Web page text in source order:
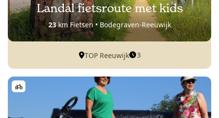
Landal fietsroute met kids
23km Fietsen • Bodegraven-Reeuwijk
TOP Reeuwijk 3